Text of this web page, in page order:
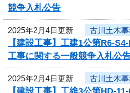
競争入札公告
2025年2月4日更新 古川土木
【建設工事】工建1公第R6-
工事に関する一般競争入札公
2025年2月4日更新 古川土木
【建設工事】工維3公第HD-